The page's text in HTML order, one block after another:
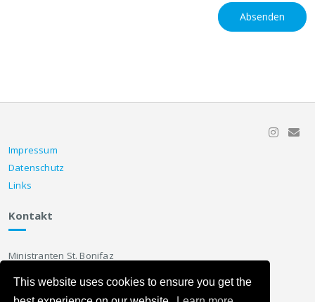
This website uses cookies to ensure you get the
Absenden
Impressum
Datenschutz
Links
Kontakt
Ministranten St. Bonifaz